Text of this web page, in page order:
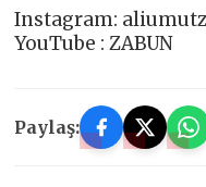
Instagram:
YouTube : ZABUN
Paylaş: